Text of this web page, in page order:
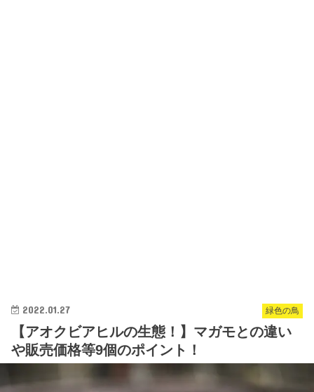
緑色の鳥
2022.01.27
【アオクビアヒルの生態！】マガモとの違い
や販売価格等9個のポイント！